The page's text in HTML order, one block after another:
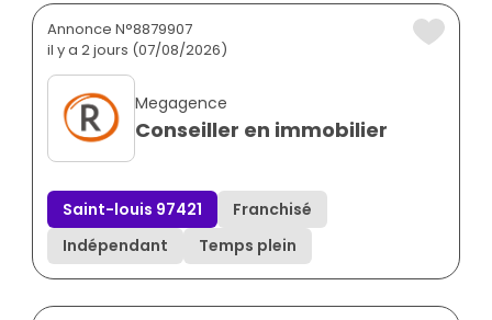
Annonce N°8879907
il y a 2 jours (07/08/2026)
Megagence
Conseiller en immobilier
Saint-louis 97421
Franchisé
Indépendant
Temps plein